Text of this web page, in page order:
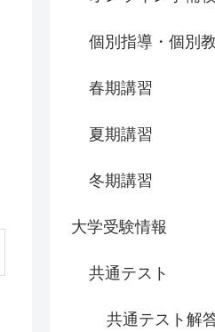
個別指導・個別
春期講習
夏期講習
冬期講習
大学受験情報
共通テスト
共通テスト解